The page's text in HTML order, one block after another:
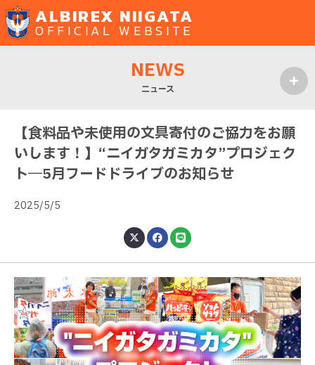
ALBIREX NIIGATA
OFFICIAL WEBSITE
NEWS
ニュース
【食料品や未使用の文具寄付のご協力をお願
いします！】“ニイガタガミカタ”プロジェク
ト―5月フードドライブのお知らせ
2025/5/5